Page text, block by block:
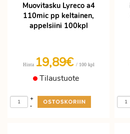
Muovitasku Lyreco a4
110mic pp keltainen,
appelsiini 100kpl
Hinta 19,89€ / 100 kpl
Tilaustuote
-
+